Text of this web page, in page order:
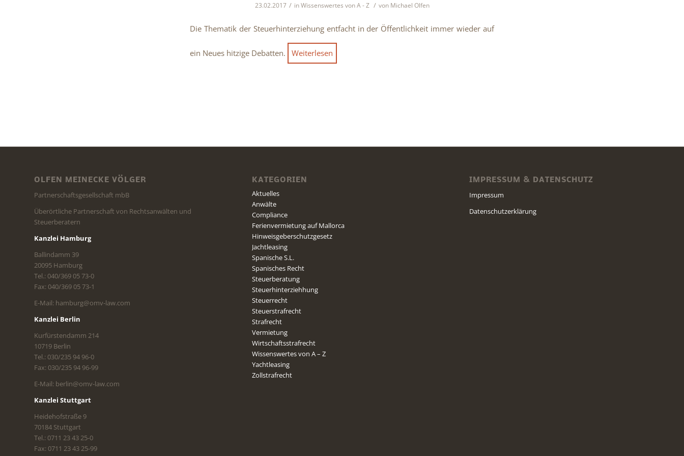
23.02.2017 / inWissenswertes von A - Z / von Michael Olfen
Die Thematik der Steuerhinterziehung entfacht in der Öffentlichkeit immer wieder auf
ein Neues hitzige Debatten. Weiterlesen
OLFEN MEINECKE VÖLGER
Partnerschaftsgesellschaft mbB
Überörtliche Partnerschaft von Rechtsanwälten und
Steuerberatern
Kanzlei Hamburg
Ballindamm 39
20095 Hamburg
Tel.: 040/369 05 73-0
Fax: 040/369 05 73-1
E-Mail: hamburg@omv-law.com
Kanzlei Berlin
Kurfürstendamm 214
10719 Berlin
Tel.: 030/235 94 96-0
Fax: 030/235 94 96-99
E-Mail: berlin@omv-law.com
Kanzlei Stuttgart
Heidehofstraße 9
70184 Stuttgart
Tel.: 0711 23 43 25-0
Fax: 0711 23 43 25-99
KATEGORIEN
Aktuelles
Anwälte
Compliance
Ferienvermietung auf Mallorca
Hinweisgeberschutzgesetz
Jachtleasing
Spanische S.L.
Spanisches Recht
Steuerberatung
Steuerhinterziehhung
Steuerrecht
Steuerstrafrecht
Strafrecht
Vermietung
Wirtschaftsstrafrecht
Wissenswertes von A – Z
Yachtleasing
Zollstrafrecht
IMPRESSUM & DATENSCHUTZ
Impressum
Datenschutzerklärung